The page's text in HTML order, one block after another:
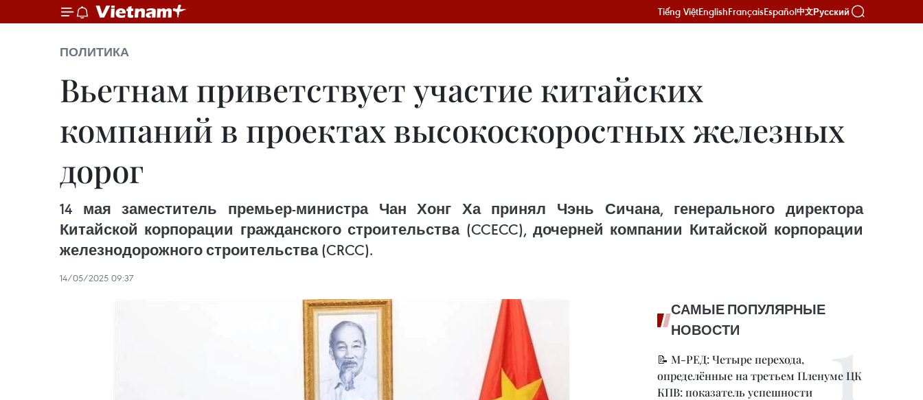
Tiếng ViệtEnglishFrançaisEspañol中文Русский
ПОЛИТИКА
Вьетнам приветствует участие китайских
компаний в проектах высокоскоростных железных
дорог
14 мая заместитель премьер-министра Чан Хонг Ха принял Чэнь Сичана, генерального директора
Китайской корпорации гражданского строительства (CCECC), дочерней компании Китайской корпорации
железнодорожного строительства (CRCC).
14/05/2025 09:37
САМЫЕ ПОПУЛЯРНЫЕ
НОВОСТИ
📝 М-РЕД: Четыре перехода,
определённые на третьем Пленуме ЦК
КПВ: показатель успешности